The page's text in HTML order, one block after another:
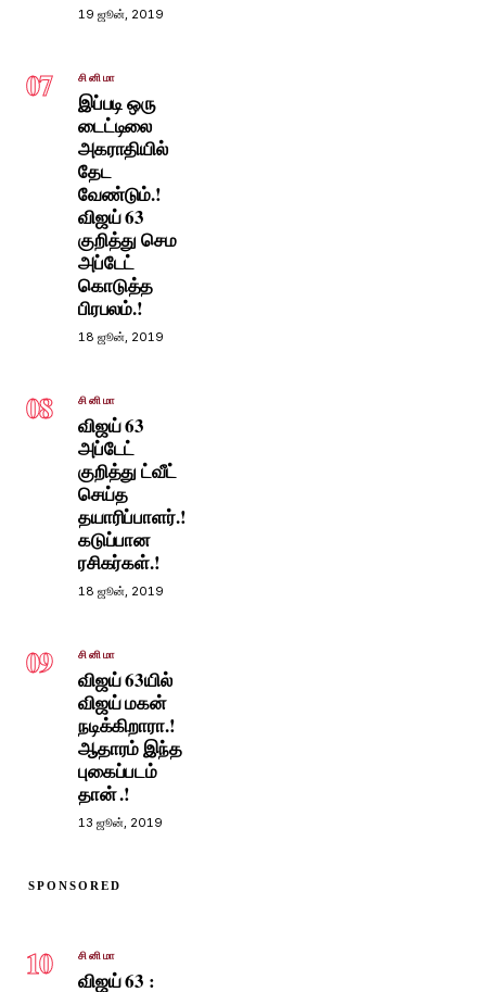
19 ஜூன், 2019
07 சினிமா
இப்படி ஒரு
டைட்டிலை
அகராதியில்
தேட
வேண்டும்.!
விஜய் 63
குறித்து செம
அப்டேட்
கொடுத்த
பிரபலம்.!
18 ஜூன், 2019
08 சினிமா
விஜய் 63
அப்டேட்
குறித்து ட்வீட்
செய்த
தயாரிப்பாளர்.!
கடுப்பான
ரசிகர்கள்.!
18 ஜூன், 2019
09 சினிமா
விஜய் 63யில்
விஜய் மகன்
நடிக்கிறாரா.!
ஆதாரம் இந்த
புகைப்படம்
தான் .!
13 ஜூன், 2019
SPONSORED
10 சினிமா
விஜய் 63 :